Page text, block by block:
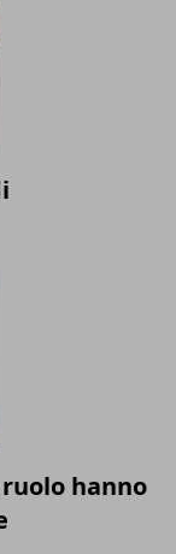
hanno